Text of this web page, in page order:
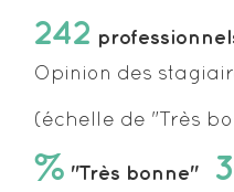
242
Opinion des
(échelle de "Très
% "Très bonne"